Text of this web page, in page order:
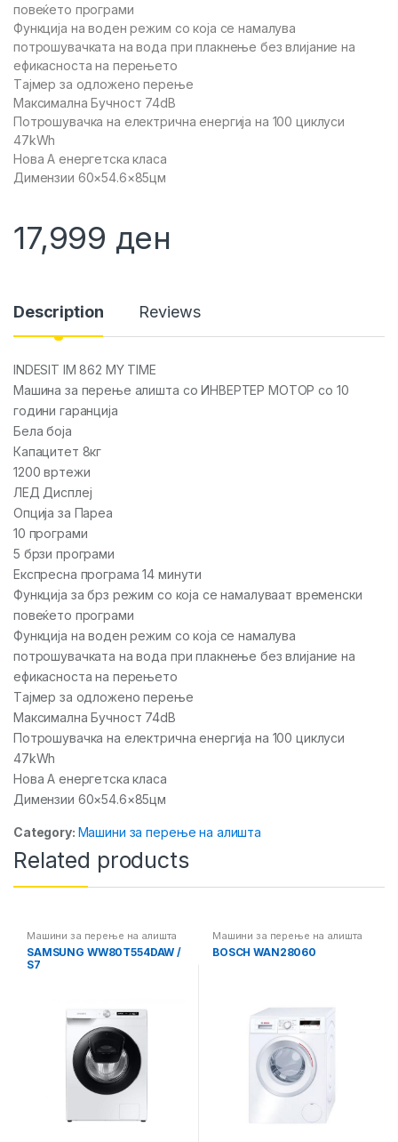
повеќето програми
Функција на воден режим со која се намалува
потрошувачката на вода при плакнење без влијание на
ефикасноста на перењето
Tајмер за одложено перење
Максимална Бучност 74dB
Потрошувачка на електрична енергија на 100 циклуси
47kWh
Нова A енергетска класа
Димензии 60×54.6×85цм
17,999 ден
Description Reviews
INDESIT IM 862 MY TIME
Машина за перење алишта со ИНВЕРТЕР МОТОР со 10
години гаранција
Бела боја
Капацитет 8кг
1200 вртежи
ЛЕД Дисплеј
Опција за Пареа
10 програми
5 брзи програми
Експресна програма 14 минути
Функција за брз режим со која се намалуваат временски
повеќето програми
Функција на воден режим со која се намалува
потрошувачката на вода при плакнење без влијание на
ефикасноста на перењето
Tајмер за одложено перење
Максимална Бучност 74dB
Потрошувачка на електрична енергија на 100 циклуси
47kWh
Нова A енергетска класа
Димензии 60×54.6×85цм
Category: Машини за перење на алишта
Related products
Машини за перење на алишта
SAMSUNG WW80T554DAW /
S7
Машини за перење на алишта
BOSCH WAN28060